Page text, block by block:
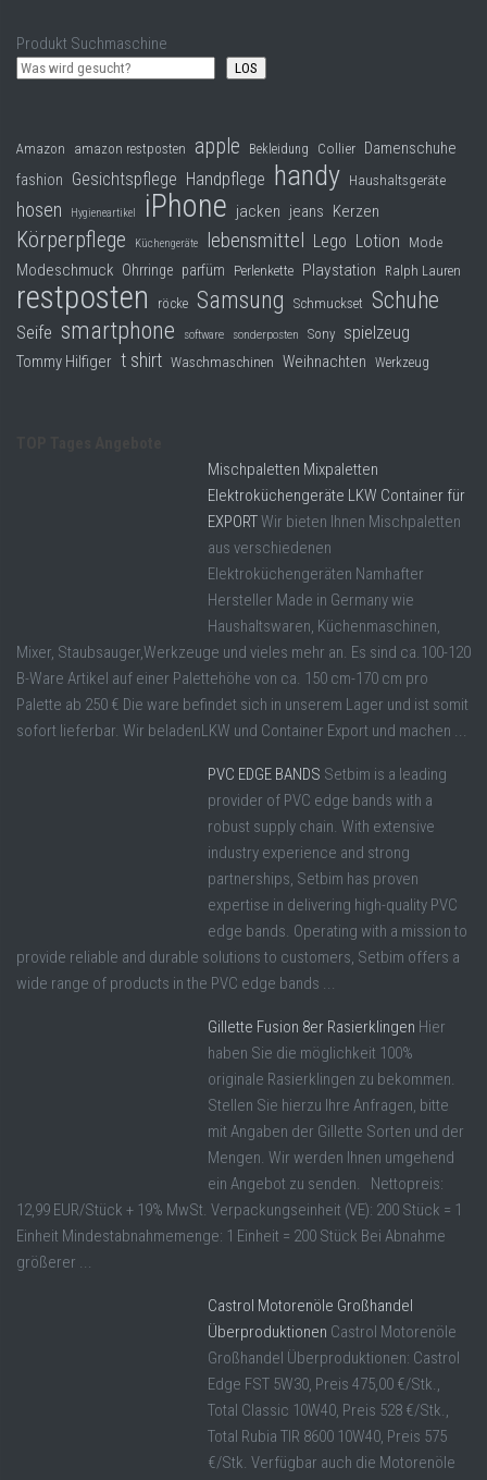
Produkt Suchmaschine
LOS
Amazon amazon restposten apple Bekleidung Collier Damenschuhe
fashion Gesichtspflege Handpflege handy Haushaltsgeräte
hosen Hygieneartikel iPhone jacken jeans Kerzen
Körperpflege Küchengeräte lebensmittel Lego Lotion Mode
Modeschmuck Ohrringe parfüm Perlenkette Playstation Ralph Lauren
restposten röcke Samsung Schmuckset Schuhe
Seife smartphone software sonderposten Sony spielzeug
Tommy Hilfiger t shirt Waschmaschinen Weihnachten Werkzeug
Mischpaletten Mixpaletten
Elektroküchengeräte LKW Container für
EXPORTWir bieten Ihnen Mischpaletten
aus verschiedenen
Elektroküchengeräten Namhafter
Hersteller Made in Germany wie
Haushaltswaren, Küchenmaschinen,
Mixer, Staubsauger,Werkzeuge und vieles mehr an. Es sind ca.100-120
B-Ware Artikel auf einer Palettehöhe von ca. 150 cm-170 cm pro
Palette ab 250 € Die ware befindet sich in unserem Lager und ist somit
sofort lieferbar. Wir beladenLKW und Container Export und machen ...
PVC EDGE BANDS Setbim is a leading
provider of PVC edge bands with a
robust supply chain. With extensive
industry experience and strong
partnerships, Setbim has proven
expertise in delivering high-quality PVC
edge bands. Operating with a mission to
provide reliable and durable solutions to customers, Setbim offers a
wide range of products in the PVC edge bands ...
Gillette Fusion 8er Rasierklingen Hier
haben Sie die möglichkeit 100%
originale Rasierklingen zu bekommen.
Stellen Sie hierzu Ihre Anfragen, bitte
mit Angaben der Gillette Sorten und der
Mengen. Wir werden Ihnen umgehend
ein Angebot zu senden. Nettopreis:
12,99 EUR/Stück + 19% MwSt. Verpackungseinheit (VE): 200 Stück = 1
Einheit Mindestabnahmemenge: 1 Einheit = 200 Stück Bei Abnahme
größerer ...
Castrol Motorenöle Großhandel
Überproduktionen Castrol Motorenöle
Großhandel Überproduktionen: Castrol
Edge FST 5W30, Preis 475,00 €/Stk.,
Total Classic 10W40, Preis 528 €/Stk.,
Total Rubia TIR 8600 10W40, Preis 575
€/Stk. Verfügbar auch die Motorenöle